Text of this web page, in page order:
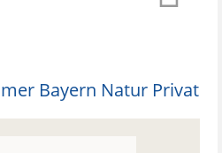
Bayern Natur Privat